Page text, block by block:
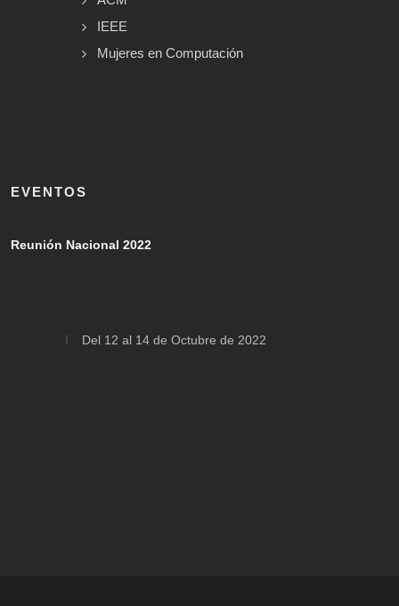
IEEE
Mujeres en Computación
EVENTOS
Reunión Nacional 2022
Del 12 al 14 de Octubre de 2022